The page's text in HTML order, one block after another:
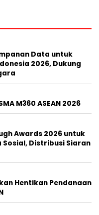
Data untuk
2026, Dukung
M360 ASEAN 2026
Awards 2026 untuk
Sosial, Distribusi Siaran
Hentikan Pendanaan